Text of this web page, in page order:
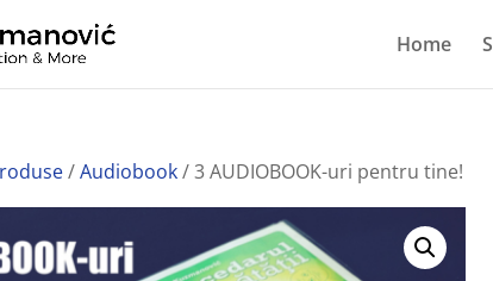
Home
/Audiobook/ 3 AUDIOBOOK-uri pentru tine!